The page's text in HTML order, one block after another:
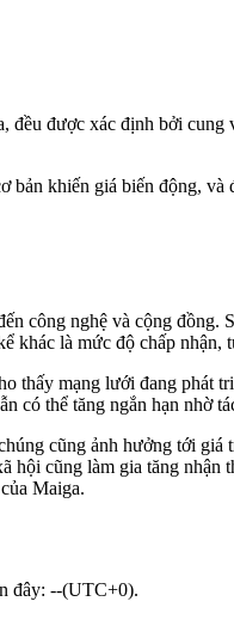
được xác định bởi
khiến giá biến động,
công nghệ và cộng
khác là mức độ chấp
thấy mạng lưới đang phát
có thể tăng ngắn hạn nhờ
cũng ảnh hưởng tới
cũng làm gia tăng
Maiga.
đây: --(UTC+0).